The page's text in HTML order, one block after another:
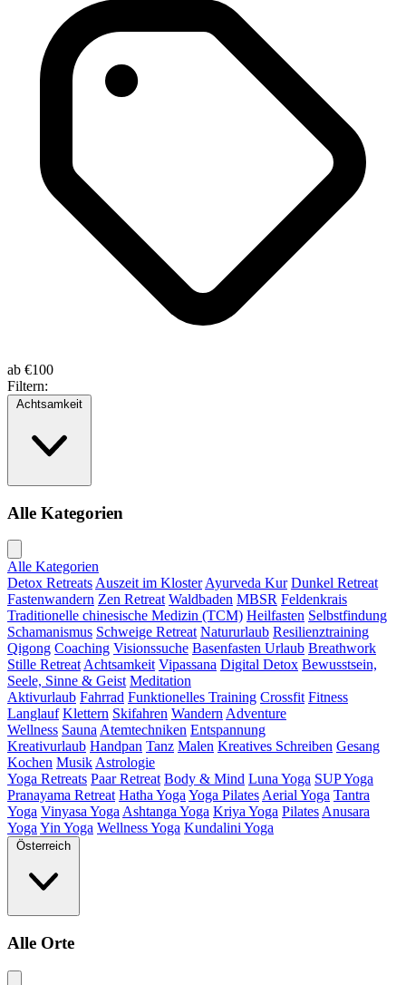
ab €100
Filtern:
Achtsamkeit
Alle Kategorien
Alle Kategorien
Detox Retreats Auszeit im Kloster Ayurveda Kur Dunkel Retreat
Fastenwandern Zen Retreat Waldbaden MBSR Feldenkrais
Traditionelle chinesische Medizin (TCM) Heilfasten Selbstfindung
Schamanismus Schweige Retreat Natururlaub Resilienztraining
Qigong Coaching Visionssuche Basenfasten Urlaub Breathwork
Stille Retreat Achtsamkeit Vipassana Digital Detox Bewusstsein,
Seele, Sinne & Geist Meditation
Aktivurlaub Fahrrad Funktionelles Training Crossfit Fitness
Langlauf Klettern Skifahren Wandern Adventure
Wellness Sauna Atemtechniken Entspannung
Kreativurlaub Handpan Tanz Malen Kreatives Schreiben Gesang
Kochen Musik Astrologie
Yoga Retreats Paar Retreat Body & Mind Luna Yoga SUP Yoga
Pranayama Retreat Hatha Yoga Yoga Pilates Aerial Yoga Tantra
Yoga Vinyasa Yoga Ashtanga Yoga Kriya Yoga Pilates Anusara
Yoga Yin Yoga Wellness Yoga Kundalini Yoga
Österreich
Alle Orte